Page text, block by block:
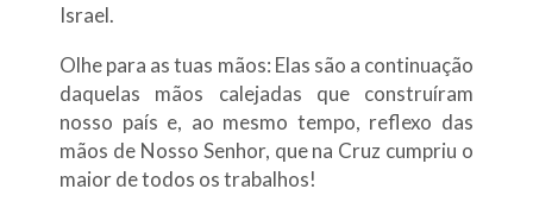
Israel.
Olhe para as tuas mãos: Elas são a continuação
daquelas mãos calejadas que construíram
nosso país e, ao mesmo tempo, reflexo das
mãos de Nosso Senhor, que na Cruz cumpriu o
maior de todos os trabalhos!